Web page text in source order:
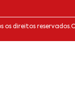
os direitos reservados.